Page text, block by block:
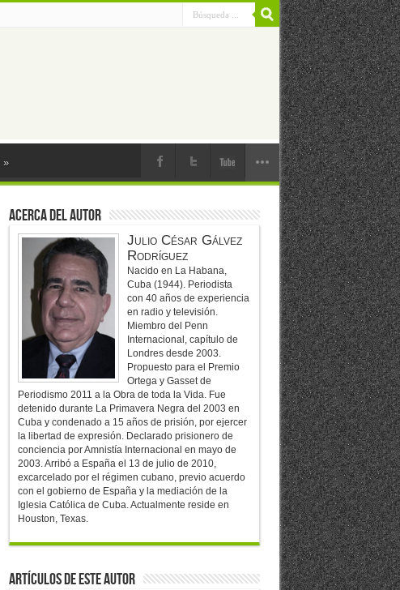
»
Acerca del Autor
Julio César Gálvez
Rodríguez
Nacido en La Habana,
Cuba (1944). Periodista
con 40 años de experiencia
en radio y televisión.
Miembro del Penn
Internacional, capítulo de
Londres desde 2003.
Propuesto para el Premio
Ortega y Gasset de
Periodismo 2011 a la Obra de toda la Vida. Fue
detenido durante La Primavera Negra del 2003 en
Cuba y condenado a 15 años de prisión, por ejercer
la libertad de expresión. Declarado prisionero de
conciencia por Amnistía Internacional en mayo de
2003. Arribó a España el 13 de julio de 2010,
excarcelado por el régimen cubano, previo acuerdo
con el gobierno de España y la mediación de la
Iglesia Católica de Cuba. Actualmente reside en
Houston, Texas.
Artículos de este Autor